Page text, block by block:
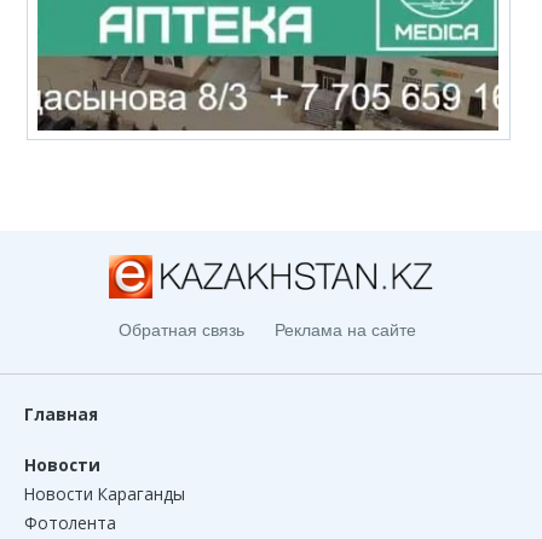
Обратная связь Реклама на сайте
Главная
Новости
Новости Караганды
Фотолента